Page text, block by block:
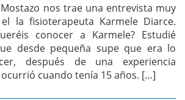
Mostazo nos trae una entrevista muy
la fisioterapeuta Karmele Diarce.
conocer a Karmele? Estudié
desde pequeña supe que era lo
después de una experiencia
cuando tenía 15 años. […]